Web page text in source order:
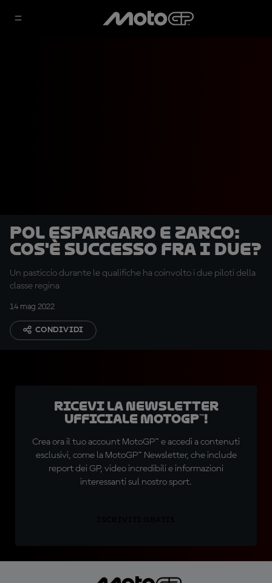
Pol Espargaro e Zarco:
cos'è successo fra i due?
Un pasticcio durante le qualifiche ha coinvolto i due piloti della
classe regina
14 mag 2022
CONDIVIDI
Ricevi la newsletter
ufficiale MotoGP™!
Crea ora il tuo account MotoGP™ e accedi a contenuti
esclusivi, come la MotoGP™ Newsletter, che include
report dei GP, video incredibili e informazioni
interessanti sul nostro sport.